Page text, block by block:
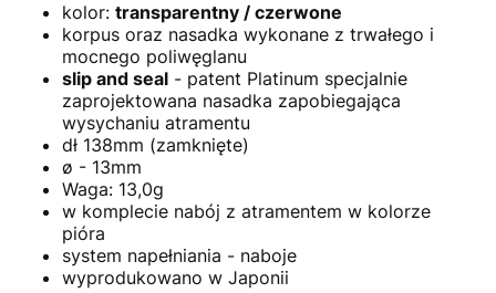
kolor: transparentny / czerwone
korpus oraz nasadka wykonane z trwałego i
mocnego poliwęglanu
slip and seal - patent Platinum specjalnie
zaprojektowana nasadka zapobiegająca
wysychaniu atramentu
dł 138mm (zamknięte)
ø - 13mm
Waga: 13,0g
w komplecie nabój z atramentem w kolorze
pióra
system napełniania - naboje
wyprodukowano w Japonii